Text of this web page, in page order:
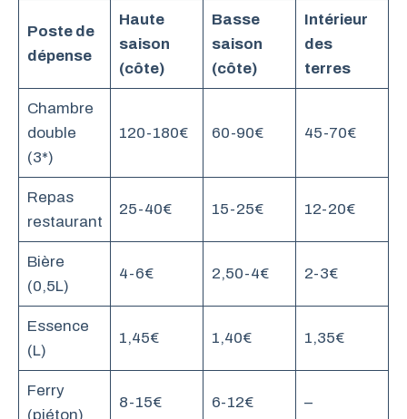
Poste de
dépense
Haute
saison
(côte)
Basse
saison
(côte)
Intérieur
des
terres
Chambre
double
(3*)
120-180€ 60-90€ 45-70€
Repas
restaurant
25-40€ 15-25€ 12-20€
Bière
(0,5L)
4-6€ 2,50-4€ 2-3€
Essence
(L)
1,45€ 1,40€ 1,35€
Ferry
(piéton)
8-15€ 6-12€ –